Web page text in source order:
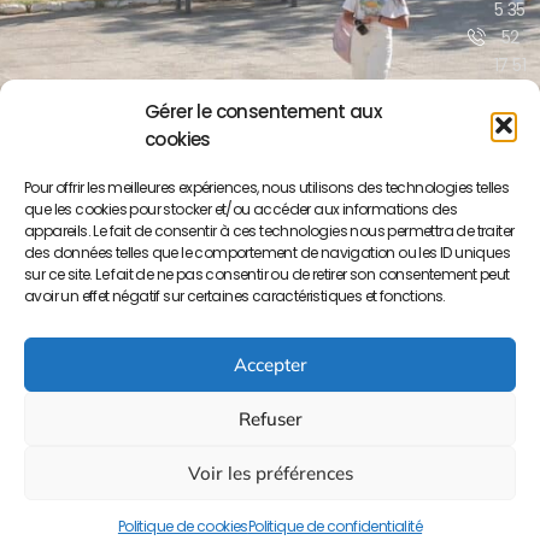
Gérer le consentement aux
cookies
Pour offrir les meilleures expériences, nous utilisons des technologies telles
que les cookies pour stocker et/ou accéder aux informations des
appareils. Le fait de consentir à ces technologies nous permettra de traiter
des données telles que le comportement de navigation ou les ID uniques
sur ce site. Le fait de ne pas consentir ou de retirer son consentement peut
avoir un effet négatif sur certaines caractéristiques et fonctions.
Accepter
Refuser
Voir les préférences
Politique de cookiesPolitique de confidentialité
5 35
52
17 51
Moulay
Youssef
Meknès
Copyright © 2023 Lycée Paul Valery. Tout droits réservés. –